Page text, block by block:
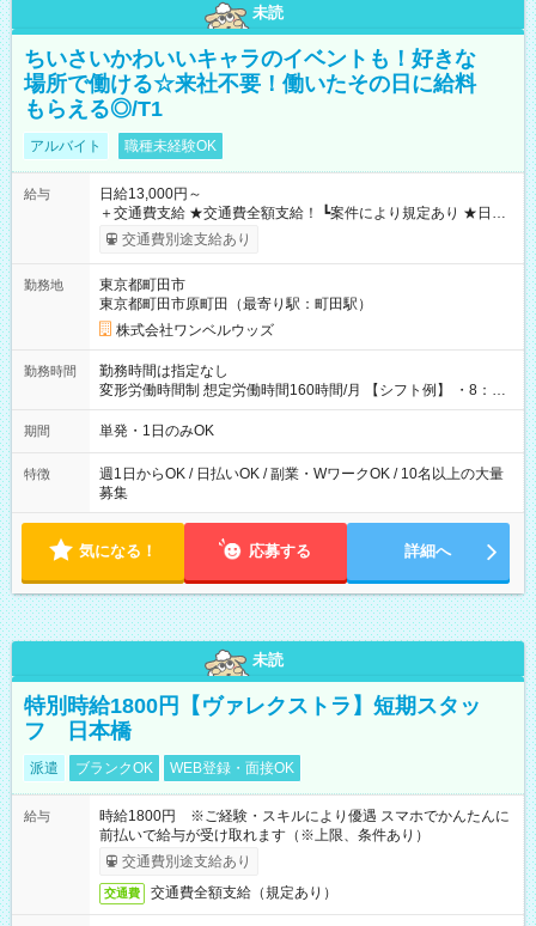
未読
ちいさいかわいいキャラのイベントも！好きな
場所で働ける☆来社不要！働いたその日に給料
もらえる◎/T1
アルバイト 職種未経験OK
給与
日給13,000円～
＋交通費支給 ★交通費全額支給！ ┗案件により規定あり ★日払
いOK！（規定あり） ┗働いたその日に現金GET♪ お仕事後はコ
ンビニATMから 日払い分を引き落とせます！ 【試用期間】試
交通費別途支給あり
勤務地
東京都町田市
東京都町田市原町田（最寄り駅：町田駅）
株式会社ワンベルウッズ
勤務時間
勤務時間は指定なし
変形労働時間制 想定労働時間160時間/月 【シフト例】 ・8：00
～21：00
期間 単発・1日のみOK
特徴
週1日からOK / 日払いOK / 副業・WワークOK / 10名以上の大量
募集
気になる！ 応募する 詳細へ
未読
特別時給1800円【ヴァレクストラ】短期スタッ
フ 日本橋
派遣 ブランクOK WEB登録・面接OK
給与
時給1800円 ※ご経験・スキルにより優遇 スマホでかんたんに
前払いで給与が受け取れます（※上限、条件あり）
交通費別途支給あり
交通費 交通費全額支給（規定あり）